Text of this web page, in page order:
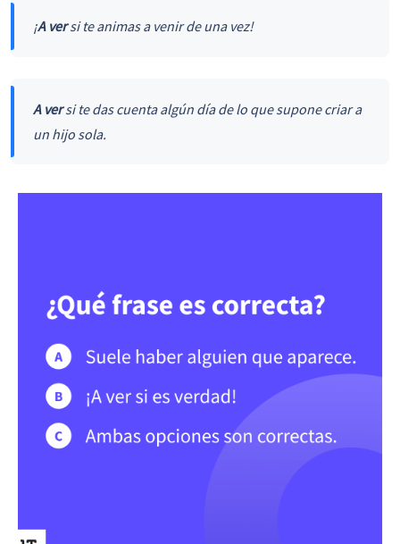
¡A versi te animas a venir de una vez!
A versi te das cuenta algún día de lo que supone criar a
un hijo sola.